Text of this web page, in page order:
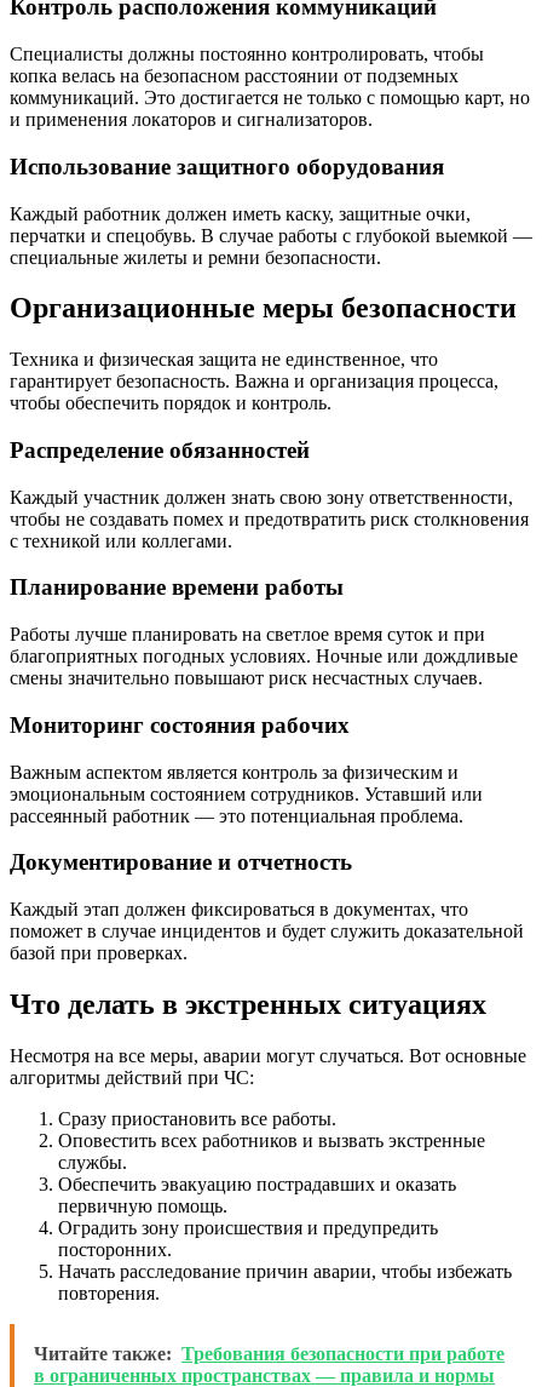
Контроль расположения коммуникаций
Специалисты должны постоянно контролировать, чтобы
копка велась на безопасном расстоянии от подземных
коммуникаций. Это достигается не только с помощью карт, но
и применения локаторов и сигнализаторов.
Использование защитного оборудования
Каждый работник должен иметь каску, защитные очки,
перчатки и спецобувь. В случае работы с глубокой выемкой —
специальные жилеты и ремни безопасности.
Организационные меры безопасности
Техника и физическая защита не единственное, что
гарантирует безопасность. Важна и организация процесса,
чтобы обеспечить порядок и контроль.
Распределение обязанностей
Каждый участник должен знать свою зону ответственности,
чтобы не создавать помех и предотвратить риск столкновения
с техникой или коллегами.
Планирование времени работы
Работы лучше планировать на светлое время суток и при
благоприятных погодных условиях. Ночные или дождливые
смены значительно повышают риск несчастных случаев.
Мониторинг состояния рабочих
Важным аспектом является контроль за физическим и
эмоциональным состоянием сотрудников. Уставший или
рассеянный работник — это потенциальная проблема.
Документирование и отчетность
Каждый этап должен фиксироваться в документах, что
поможет в случае инцидентов и будет служить доказательной
базой при проверках.
Что делать в экстренных ситуациях
Несмотря на все меры, аварии могут случаться. Вот основные
алгоритмы действий при ЧС:
Сразу приостановить все работы.
Оповестить всех работников и вызвать экстренные
службы.
Обеспечить эвакуацию пострадавших и оказать
первичную помощь.
Оградить зону происшествия и предупредить
посторонних.
Начать расследование причин аварии, чтобы избежать
повторения.
Читайте также: Требования безопасности при работе
в ограниченных пространствах — правила и нормы